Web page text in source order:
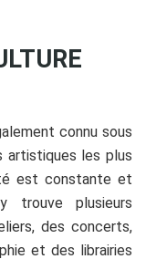
connu sous
artistiques les plus
est constante et
trouve plusieurs
des concerts,
et des librairies